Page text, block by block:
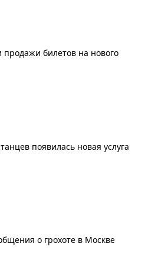
продажи билетов на нового
появилась новая услуга
о грохоте в Москве